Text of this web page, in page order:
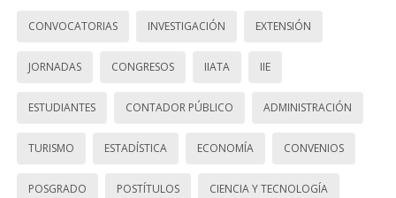
CONVOCATORIAS INVESTIGACIÓN EXTENSIÓN
JORNADAS CONGRESOS IIATA IIE
ESTUDIANTES CONTADOR PÚBLICO ADMINISTRACIÓN
TURISMO ESTADÍSTICA ECONOMÍA CONVENIOS
POSGRADO POSTÍTULOS CIENCIA Y TECNOLOGÍA